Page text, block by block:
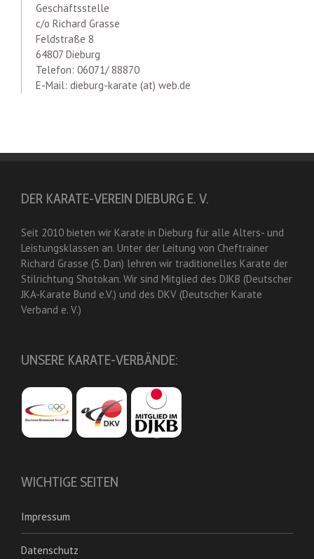
Geschäftsstelle
c/o Richard Grasse
Feldstraße 8
64807 Dieburg
Telefon: 06071/ 88870
E-Mail: dieburg-karate (at) web.de
DER KARATE-VEREIN DIEBURG E. V.
Seit 2010 bieten wir Karate in Dieburg für alle Alters- und
Leistungsklassen an. Unter der Leitung von Cheftrainer
Richard Grasse (5. Dan) lehren wir traditionelles Karate der
Stilrichtung Shotokan. Wir sind Mitglied des DJKB (Deutscher
JKA-Karate Bund e.V.) und des DKV (Deutscher Karate
Verband e. V.)
UNSERE KARATE-VERBÄNDE:
WICHTIGE SEITEN
Impressum
Datenschutz